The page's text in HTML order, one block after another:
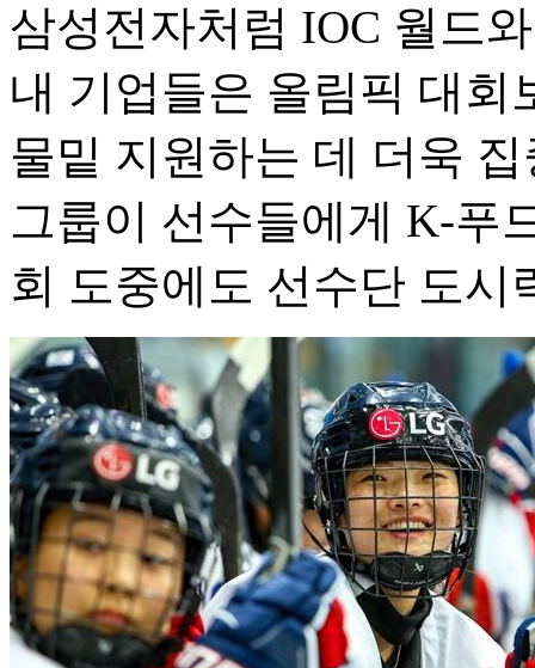
삼성전자처럼 IOC 월드
내 기업들은 올림픽 대회
물밑 지원하는 데 더욱
그룹이 선수들에게 K-푸
회 도중에도 선수단 도시